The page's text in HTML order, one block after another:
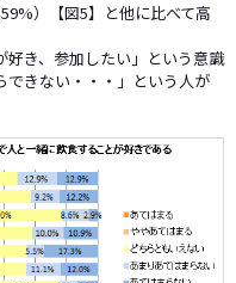
）【図5】と他に比べて高
き、参加したい」という意識
できない・・・」という人が